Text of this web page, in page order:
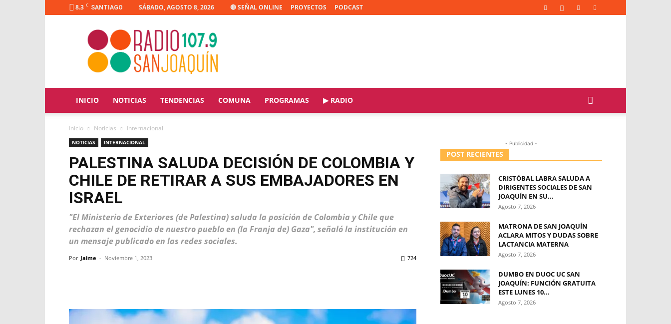
8.3 C SANTIAGO SÁBADO, AGOSTO 8, 2026 🔴 SEÑAL ONLINE PROYECTOS PODCAST
Radio
Joaquín
INICIO NOTICIAS TENDENCIAS COMUNA PROGRAMAS ▶ RADIO
Inicio Noticias Internacional
NOTICIAS INTERNACIONAL
PALESTINA SALUDA DECISIÓN DE COLOMBIA Y
CHILE DE RETIRAR A SUS EMBAJADORES EN
ISRAEL
"El Ministerio de Exteriores (de Palestina) saluda la posición de Colombia y Chile que
rechazan el genocidio de nuestro pueblo en (la Franja de) Gaza", señaló la institución en
un mensaje publicado en las redes sociales.
Por Jaime - Noviembre 1, 2023 724
- Publicidad -
POST RECIENTES
CRISTÓBAL LABRA SALUDA A
DIRIGENTES SOCIALES DE SAN
JOAQUÍN EN SU...
Agosto 7, 2026
MATRONA DE SAN JOAQUÍN
ACLARA MITOS Y DUDAS SOBRE
LACTANCIA MATERNA
Agosto 7, 2026
DUMBO EN DUOC UC SAN
JOAQUÍN: FUNCIÓN GRATUITA
ESTE LUNES 10...
Agosto 7, 2026